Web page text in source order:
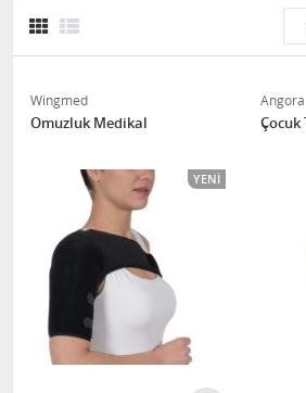
Wingmed
Omuzluk Medikal
YENI
Angora
Çocuk